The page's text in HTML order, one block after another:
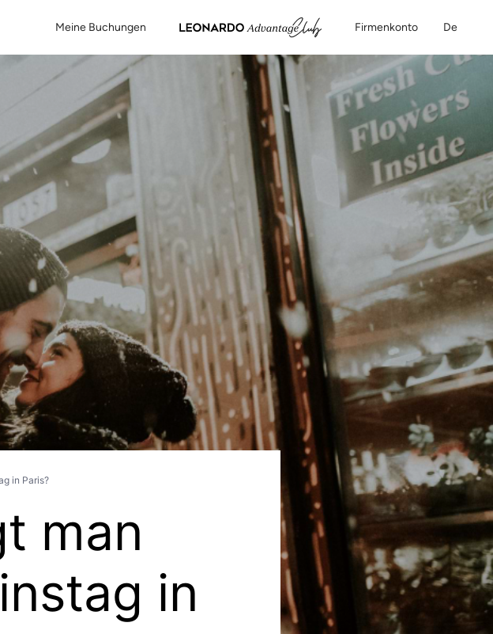
Meine Buchungen Firmenkonto De
in Paris?
man
in